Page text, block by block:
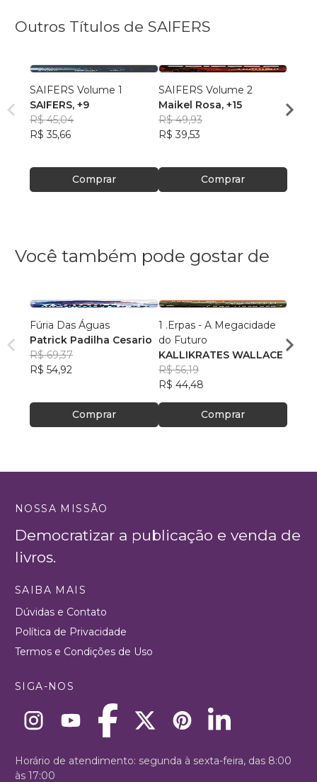
Outros Títulos de SAIFERS
SAIFERS Volume 1
SAIFERS, +9
R$ 45,04
R$ 35,66
Comprar
SAIFERS Volume 2
Maikel Rosa, +15
R$ 49,93
R$ 39,53
Comprar
R$
Você também pode gostar de
Fúria Das Águas
Patrick Padilha Cesario
R$ 69,37
R$ 54,92
Comprar
1 .Erpas - A Megacidade
do Futuro
KALLIKRATES WALLACE
R$ 56,19
R$ 44,48
Comprar
NOSSA MISSÃO
Democratizar a publicação e venda de
livros.
SAIBA MAIS
Dúvidas e Contato
Política de Privacidade
Termos e Condições de Uso
SIGA-NOS
Horário de atendimento: segunda à sexta-feira, das 8:00
às 17:00